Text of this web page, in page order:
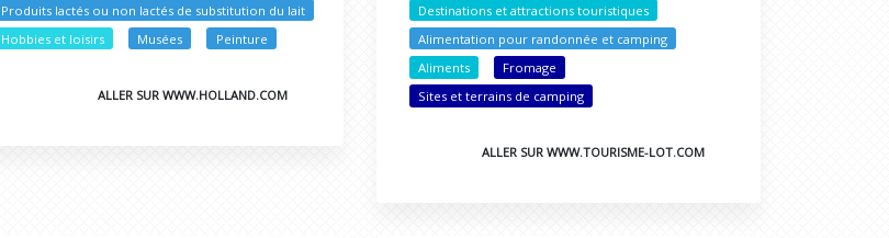
Produits lactés ou non lactés de substitution du lait
Hobbies et loisirs
Musées Peinture
ALLER SUR WWW.HOLLAND.COM
Destinations et attractions touristiques
Alimentation pour randonnée et camping
Aliments
Fromage
Sites et terrains de camping
ALLER SUR WWW.TOURISME-LOT.COM